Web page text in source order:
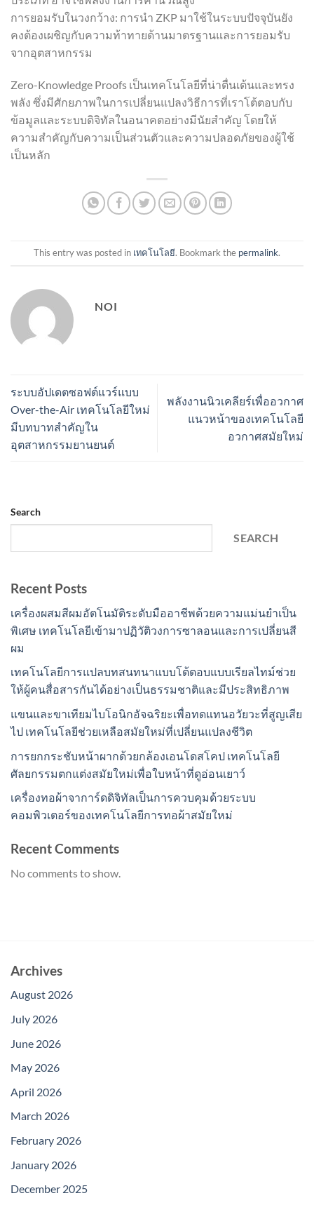
การยอมรับในวงกว้าง: การนำ ZKP มาใช้ในระบบปัจจุบันยัง
คงต้องเผชิญกับความท้าทายด้านมาตรฐานและการยอมรับ
จากอุตสาหกรรม
Zero-Knowledge Proofs เป็นเทคโนโลยีที่น่าตื่นเต้นและทรง
พลัง ซึ่งมีศักยภาพในการเปลี่ยนแปลงวิธีการที่เราโต้ตอบกับ
ข้อมูลและระบบดิจิทัลในอนาคตอย่างมีนัยสำคัญ โดยให้
ความสำคัญกับความเป็นส่วนตัวและความปลอดภัยของผู้ใช้
เป็นหลัก
This entry was posted in เทคโนโลยี. Bookmark the permalink.
NOI
ระบบอัปเดตซอฟต์แวร์แบบ
Over-the-Air เทคโนโลยีใหม่
มีบทบาทสำคัญใน
อุตสาหกรรมยานยนต์
พลังงานนิวเคลียร์เพื่ออวกาศ
แนวหน้าของเทคโนโลยี
อวกาศสมัยใหม่
Search
SEARCH
Recent Posts
เครื่องผสมสีผมอัตโนมัติระดับมืออาชีพด้วยความแม่นยำเป็น
พิเศษ เทคโนโลยีเข้ามาปฏิวัติวงการซาลอนและการเปลี่ยนสี
ผม
เทคโนโลยีการแปลบทสนทนาแบบโต้ตอบแบบเรียลไทม์ช่วย
ให้ผู้คนสื่อสารกันได้อย่างเป็นธรรมชาติและมีประสิทธิภาพ
แขนและขาเทียมไบโอนิกอัจฉริยะเพื่อทดแทนอวัยวะที่สูญเสีย
ไป เทคโนโลยีช่วยเหลือสมัยใหม่ที่เปลี่ยนแปลงชีวิต
การยกกระชับหน้าผากด้วยกล้องเอนโดสโคป เทคโนโลยี
ศัลยกรรมตกแต่งสมัยใหม่เพื่อใบหน้าที่ดูอ่อนเยาว์
เครื่องทอผ้าจาการ์ดดิจิทัลเป็นการควบคุมด้วยระบบ
คอมพิวเตอร์ของเทคโนโลยีการทอผ้าสมัยใหม่
Recent Comments
No comments to show.
Archives
August 2026
July 2026
June 2026
May 2026
April 2026
March 2026
February 2026
January 2026
December 2025